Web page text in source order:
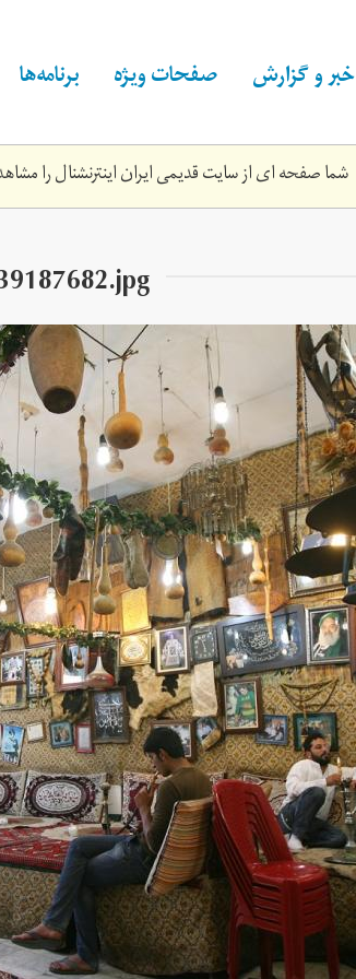
خبر و گزارش صفحات ویژه برنامه‌ها
شما صفحه ای از سایت قدیمی ایران اینترنشنال را